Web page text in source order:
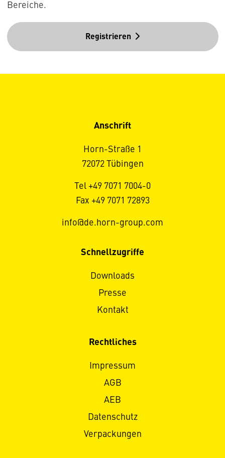
Bereiche.
Registrieren
Anschrift
Horn-Straße 1
72072 Tübingen
Tel +49 7071 7004-0
Fax +49 7071 72893
info@de.horn-group.com
Schnellzugriffe
Downloads
Presse
Kontakt
Rechtliches
Impressum
AGB
AEB
Datenschutz
Verpackungen